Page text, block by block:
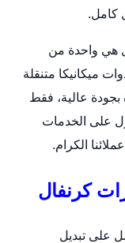
كامل.
هي واحدة من
ميكانيكا متنقلة
عالية، فقط
على الخدمات
الكرام.
كرنفال
على تبديل